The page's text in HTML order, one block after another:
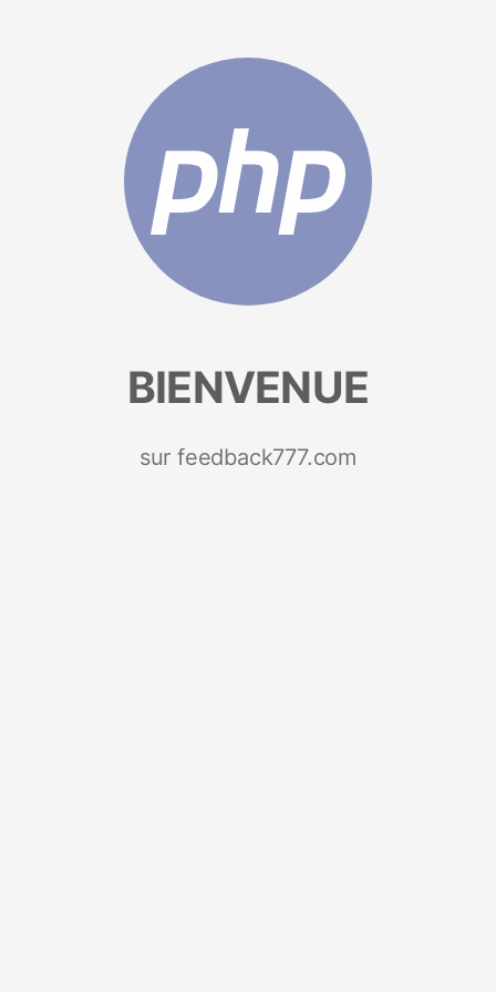
BIENVENUE
sur feedback777.com